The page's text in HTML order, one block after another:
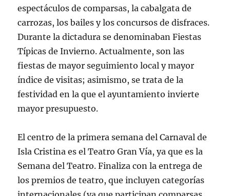
espectáculos de comparsas, la cabalgata de
carrozas, los bailes y los concursos de disfraces.
Durante la dictadura se denominaban Fiestas
Típicas de Invierno. Actualmente, son las
fiestas de mayor seguimiento local y mayor
índice de visitas; asimismo, se trata de la
festividad en la que el ayuntamiento invierte
mayor presupuesto.
El centro de la primera semana del Carnaval de
Isla Cristina es el Teatro Gran Vía, ya que es la
Semana del Teatro. Finaliza con la entrega de
los premios de teatro, que incluyen categorías